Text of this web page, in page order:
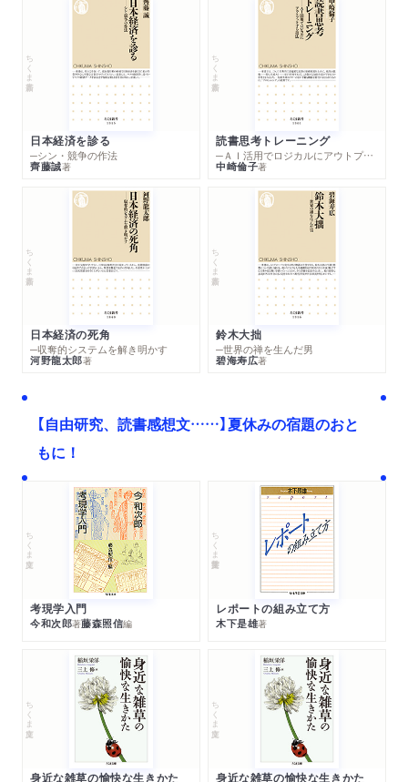
ちくま新書
日本経済を診る
─シン・競争の作法
齊藤誠著
ちくま新書
読書思考トレーニング
─ＡＩ活用でロジカルにアウトプットする技法
中崎倫子著
ちくま新書
日本経済の死角
─収奪的システムを解き明かす
河野龍太郎著
ちくま新書
鈴木大拙
─世界の禅を生んだ男
碧海寿広著
【自由研究、読書感想文……】夏休みの宿題のおと
もに！
ちくま文庫
考現学入門
今和次郎著藤森照信編
ちくま学芸文庫
レポートの組み立て方
木下是雄著
ちくま文庫
身近な雑草の愉快な生きかた
ちくま文庫
身近な雑草の愉快な生きかた